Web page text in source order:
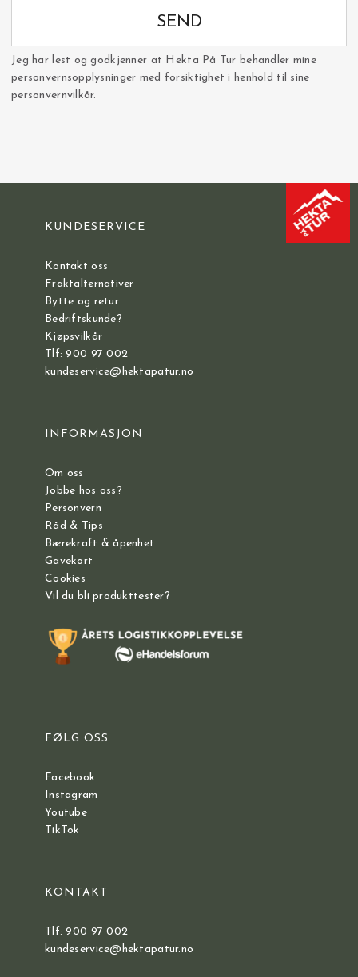
SEND
Jeg har lest og godkjenner at Hekta På Tur behandler mine
personvernsopplysninger med forsiktighet i henhold til sine
personvernvilkår.
KUNDESERVICE
Kontakt oss
Fraktalternativer
Bytte og retur
Bedriftskunde?
Kjøpsvilkår
Tlf: 900 97 002
kundeservice@hektapatur.no
INFORMASJON
Om oss
Jobbe hos oss?
Personvern
Råd & Tips
Bærekraft & åpenhet
Gavekort
Cookies
Vil du bli produkttester?
FØLG OSS
Facebook
Instagram
Youtube
TikTok
KONTAKT
Tlf: 900 97 002
kundeservice@hektapatur.no